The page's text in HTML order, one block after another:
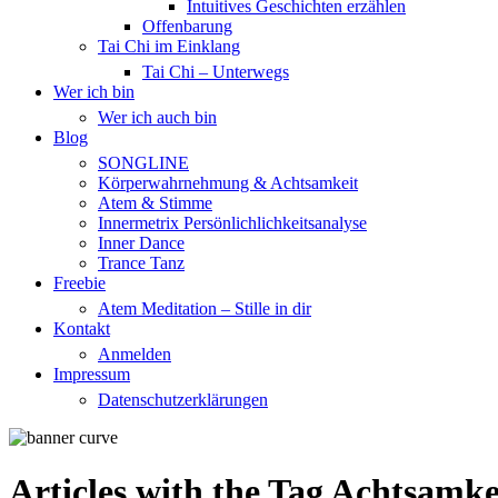
Intuitives Geschichten erzählen
Offenbarung
Tai Chi im Einklang
Tai Chi – Unterwegs
Wer ich bin
Wer ich auch bin
Blog
SONGLINE
Körperwahrnehmung & Achtsamkeit
Atem & Stimme
Innermetrix Persönlichlichkeitsanalyse
Inner Dance
Trance Tanz
Freebie
Atem Meditation – Stille in dir
Kontakt
Anmelden
Impressum
Datenschutzerklärungen